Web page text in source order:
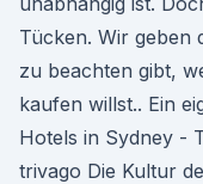
Tücken. Wir geben
zu beachten gibt,
kaufen willst.. Ein
Hotels in Sydney -
trivago Die Kultur